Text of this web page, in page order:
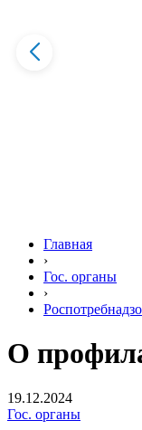
Главная
›
Гос. органы
›
О
19.12.2024
Гос. органы